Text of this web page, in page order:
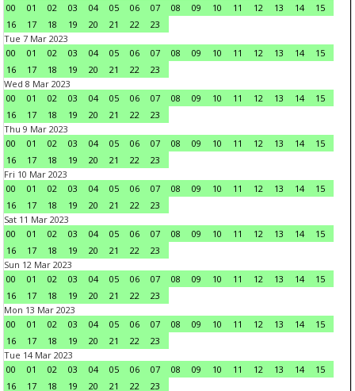
00
01 02 03 04 05 06 07 08 09 10 11 12 13 14
15
16
17 18 19 20 21 22
23
Tue 7 Mar 2023
00
01 02 03 04 05 06 07 08 09 10 11 12 13 14
15
16
17 18 19 20 21 22
23
Wed 8 Mar 2023
00
01 02 03 04 05 06 07 08 09 10 11 12 13 14
15
16
17 18 19 20 21 22
23
Thu 9 Mar 2023
00
01 02 03 04 05 06 07 08 09 10 11 12 13 14
15
16
17 18 19 20 21 22
23
Fri 10 Mar 2023
00
01 02 03 04 05 06 07 08 09 10 11 12 13 14
15
16
17 18 19 20 21 22
23
Sat 11 Mar 2023
00
01 02 03 04 05 06 07 08 09 10 11 12 13 14
15
16
17 18 19 20 21 22
23
Sun 12 Mar 2023
00
01 02 03 04 05 06 07 08 09 10 11 12 13 14
15
16
17 18 19 20 21 22
23
Mon 13 Mar 2023
00
01 02 03 04 05 06 07 08 09 10 11 12 13 14
15
16
17 18 19 20 21 22
23
Tue 14 Mar 2023
00
01 02 03 04 05 06 07 08 09 10 11 12 13 14
15
16
17 18 19 20 21 22 23